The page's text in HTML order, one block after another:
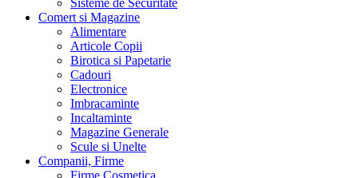
Comert si Magazine
Alimentare
Articole Copii
Birotica si Papetarie
Cadouri
Electronice
Imbracaminte
Incaltaminte
Magazine Generale
Scule si Unelte
Companii, Firme
Firme Cosmetica